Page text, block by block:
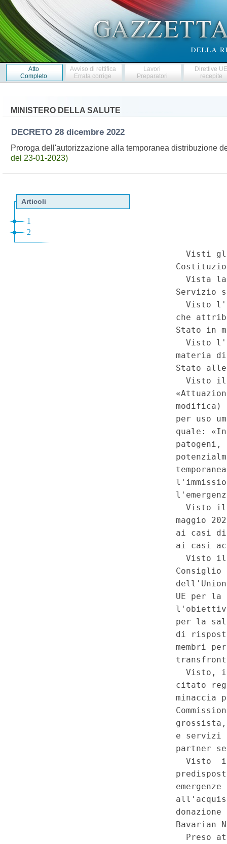
Atto
Completo
Avviso di rettifica
Errata corrige
Lavori
Preparatori
Direttive
recepite
MINISTERO DELLA SALUTE
DECRETO 28 dicembre 2022
Proroga dell'autorizzazione alla temporanea distribuzione
del 23-01-2023)